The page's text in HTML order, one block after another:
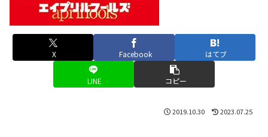
X Facebook はてブ
LINE コピー
2019.10.30 2023.07.25